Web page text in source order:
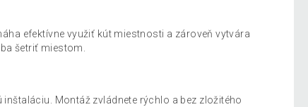
efektívne využiť kút miestnosti a zároveň vytvára
šetriť miestom.
Montáž zvládnete rýchlo a bez zložitého